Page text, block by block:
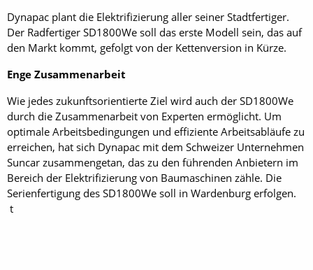
Dynapac plant die Elektrifizierung aller seiner Stadtfertiger.
Der Radfertiger SD1800We soll das erste Modell sein, das auf
den Markt kommt, gefolgt von der Kettenversion in Kürze.
Enge Zusammenarbeit
Wie jedes zukunftsorientierte Ziel wird auch der SD1800We
durch die Zusammenarbeit von Experten ermöglicht. Um
optimale Arbeitsbedingungen und effiziente Arbeitsabläufe zu
erreichen, hat sich Dynapac mit dem Schweizer Unternehmen
Suncar zusammengetan, das zu den führenden Anbietern im
Bereich der Elektrifizierung von Baumaschinen zähle. Die
Serienfertigung des SD1800We soll in Wardenburg erfolgen.
t